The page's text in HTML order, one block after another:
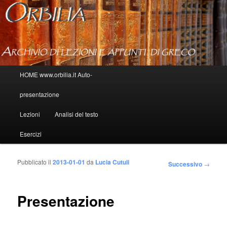
Vai al contenuto principale
Vai al contenuto secondario
HOME www.orbilia.it Auto-
presentazione
Lezioni Analisi del testo
Esercizi
Navigazione
Successivo →
Presentazione
Pubblicato il2013-01-01 da Lucia Cutuli